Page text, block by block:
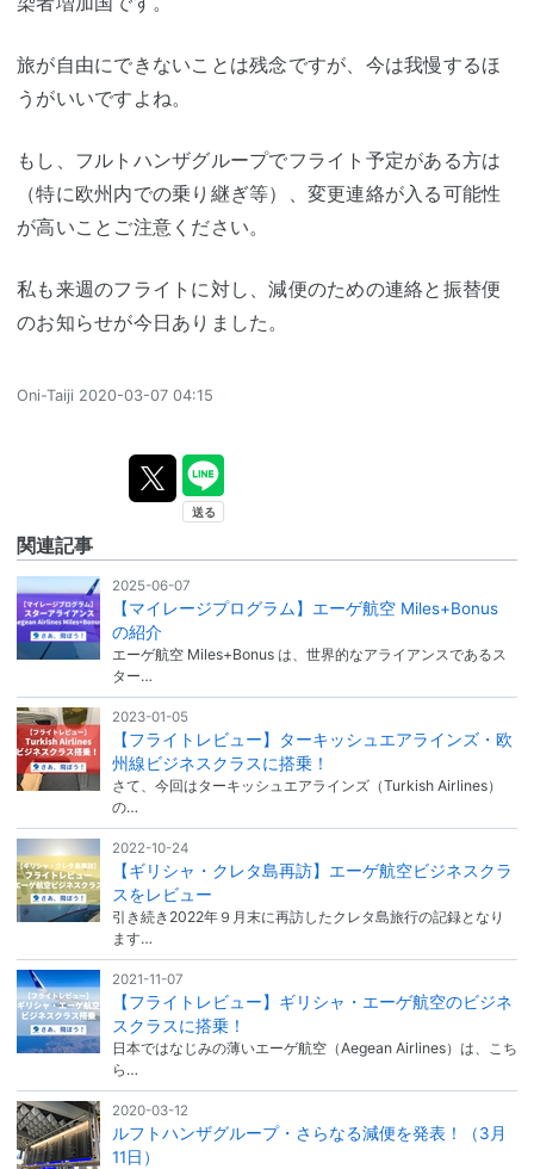
旅が自由にできないことは残念ですが、今は我慢するほ
うがいいですよね。
もし、フルトハンザグループでフライト予定がある方は
（特に欧州内での乗り継ぎ等）、変更連絡が入る可能性
が高いことご注意ください。
私も来週のフライトに対し、減便のための連絡と振替便
のお知らせが今日ありました。
Oni-Taiji 2020-03-07 04:15
関連記事
2025-06-07
【マイレージプログラム】エーゲ航空 Miles+Bonus
の紹介
エーゲ航空 Miles+Bonus は、世界的なアライアンスであるス
ター…
2023-01-05
【フライトレビュー】ターキッシュエアラインズ・欧
州線ビジネスクラスに搭乗！
さて、今回はターキッシュエアラインズ（Turkish Airlines）
の…
2022-10-24
【ギリシャ・クレタ島再訪】エーゲ航空ビジネスクラ
スをレビュー
引き続き2022年９月末に再訪したクレタ島旅行の記録となり
ます…
2021-11-07
【フライトレビュー】ギリシャ・エーゲ航空のビジネ
スクラスに搭乗！
日本ではなじみの薄いエーゲ航空（Aegean Airlines）は、こち
ら…
2020-03-12
ルフトハンザグループ・さらなる減便を発表！（3月
11日）